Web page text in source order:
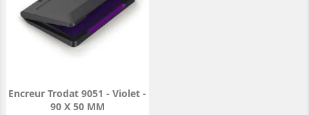
Encreur Trodat 9051 - Violet -
90 X 50 MM